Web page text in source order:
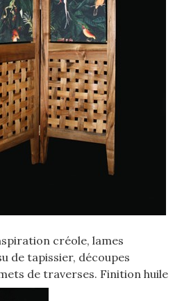
créole, lames
de tapissier, découpes
de traverses. Finition huile